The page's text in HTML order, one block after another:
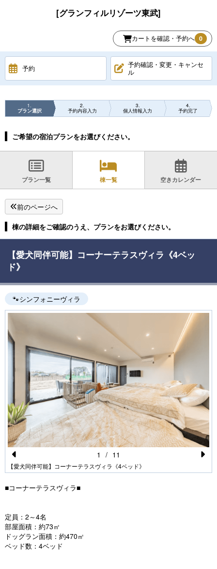
[グランフィルリゾーツ東武]
カートを確認・予約へ 0
予約
予約確認・変更・キャンセ
ル
1
プラン選択
2
予約内容入力
3
個人情報入力
4
予約完了
ご希望の宿泊プランをお選びください。
プラン一覧 棟一覧 空きカレンダー
前のページへ
棟の詳細をご確認のうえ、プランをお選びください。
【愛犬同伴可能】コーナーテラスヴィラ《4ベッ
ド》
🐾シンフォニーヴィラ
Pr
vi
u
s
【愛犬同伴可能】コーナーテラスヴィラ《4ベッド》
1 / 11
■コーナーテラスヴィラ■
定員：2～4名
部屋面積：約73㎡
ドッグラン面積：約470㎡
ベッド数：4ベッド